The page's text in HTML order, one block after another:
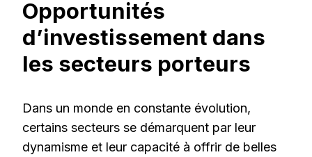
Opportunités
d’investissement dans
les secteurs porteurs
Dans un monde en constante évolution,
certains secteurs se démarquent par leur
dynamisme et leur capacité à offrir de belles